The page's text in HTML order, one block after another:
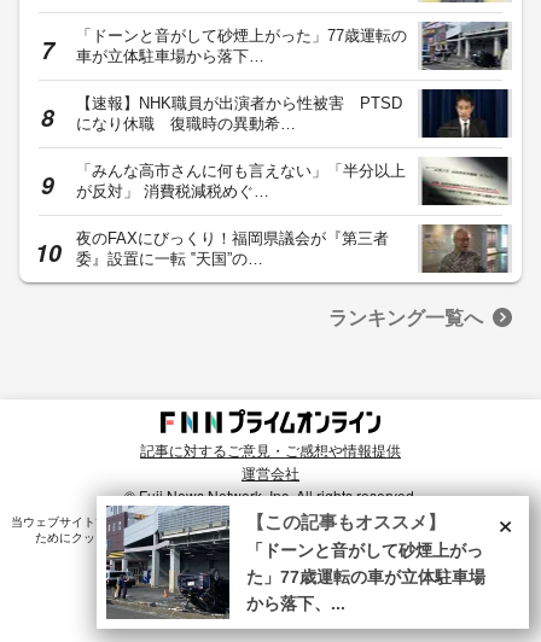
「ドーンと音がして砂煙上がった」77歳運転の
車が立体駐車場から落下…
【速報】NHK職員が出演者から性被害 PTSD
になり休職 復職時の異動希…
「みんな高市さんに何も言えない」「半分以上
が反対」 消費税減税めぐ…
夜のFAXにびっくり！福岡県議会が『第三者
委』設置に一転 ‟天国”の…
ランキング一覧へ
記事に対するご意見・ご感想や情報提供
運営会社
© Fuji News Network, Inc. All rights reserved.
当ウェブサイトでは、ユーザのニーズ・興味・関⼼に合致したコンテンツや広告配信を提供する
ためにクッキーを使⽤しています。詳細は、
プライバシーポリシー をご確認ください。×
【この記事もオススメ】
「ドーンと音がして砂煙上がっ
た」77歳運転の車が立体駐車場
から落下、...